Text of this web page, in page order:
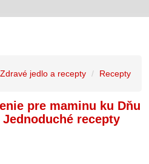
Zdravé jedlo a recepty Recepty
pre maminu ku Dňu
recepty